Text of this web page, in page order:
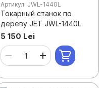
Артикул: JWL-1440L
Токарный станок по
дереву JET JWL-1440L
5 150 Lei